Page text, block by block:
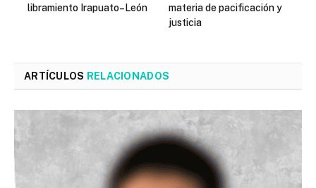
libramiento Irapuato–León
materia de pacificación y
justicia
ARTÍCULOS RELACIONADOS